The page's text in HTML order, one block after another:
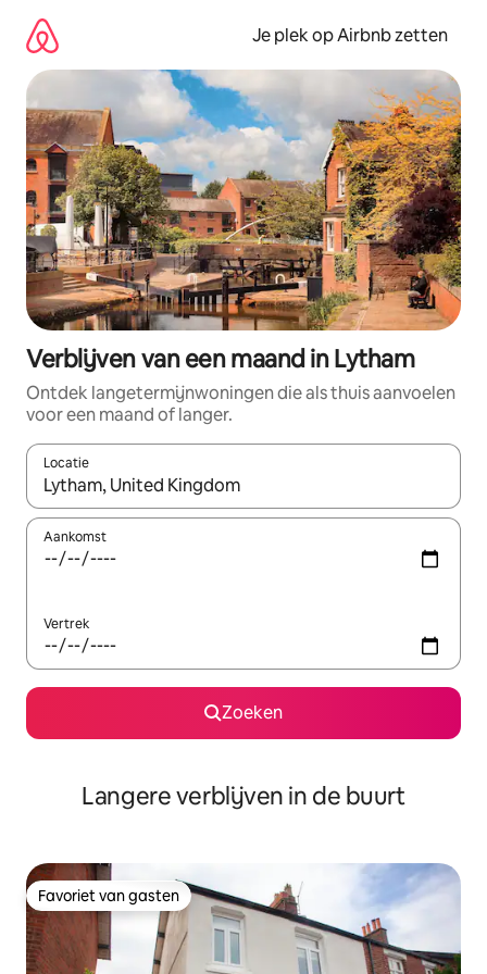
direct
naar
inhoud
Je plek op Airbnb zetten
Verblijven van een maand in Lytham
Ontdek langetermijnwoningen die als thuis aanvoelen
voor een maand of langer.
Locatie
Wanneer er resultaten beschikbaar zijn, maak je een keuze
Aankomst
Vertrek
Zoeken
Langere verblijven in de buurt
Favoriet van gasten
Favoriet van gasten